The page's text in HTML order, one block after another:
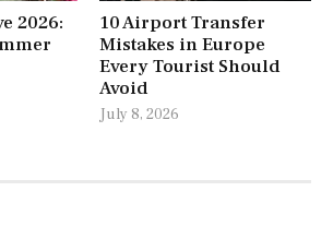
2026:
10 Airport Transfer
Mistakes in Europe
Every Tourist Should
Avoid
July 8, 2026